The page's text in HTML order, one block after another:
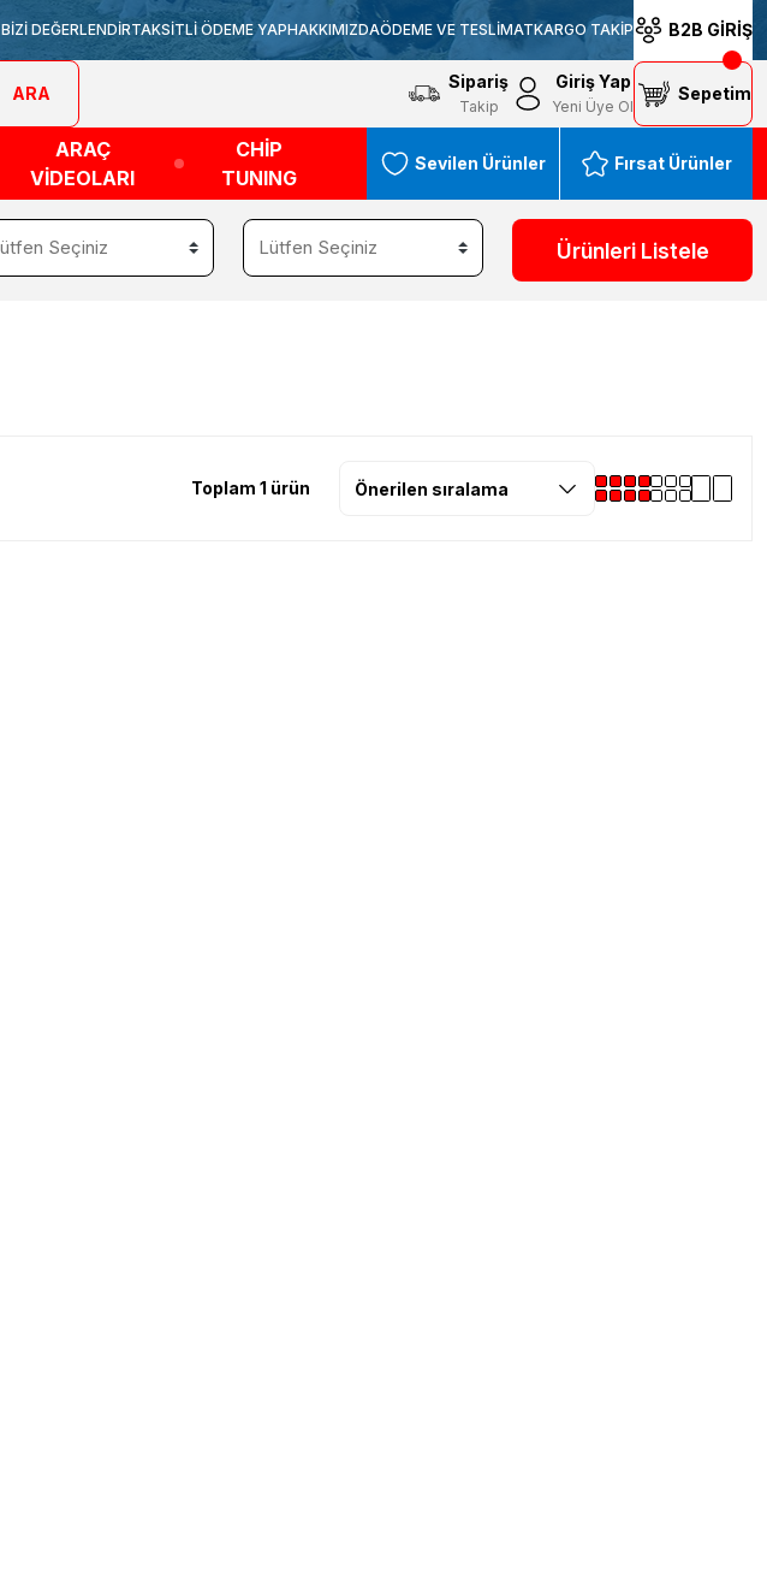
BİZİ DEĞERLENDİRTAKSİTLİ ÖDEME YAPHAKKIMIZDAÖDEME VE TESLİMATKARGO TAKİP B2B GİRİŞ
ARA
Sipariş
Takip
Giriş Yap
Yeni Üye Ol
Sepetim
ARAÇ
VİDEOLARI
CHİP
TUNING
Sevilen Ürünler Fırsat Ürünler
Ürünleri Listele
Toplam 1 ürün